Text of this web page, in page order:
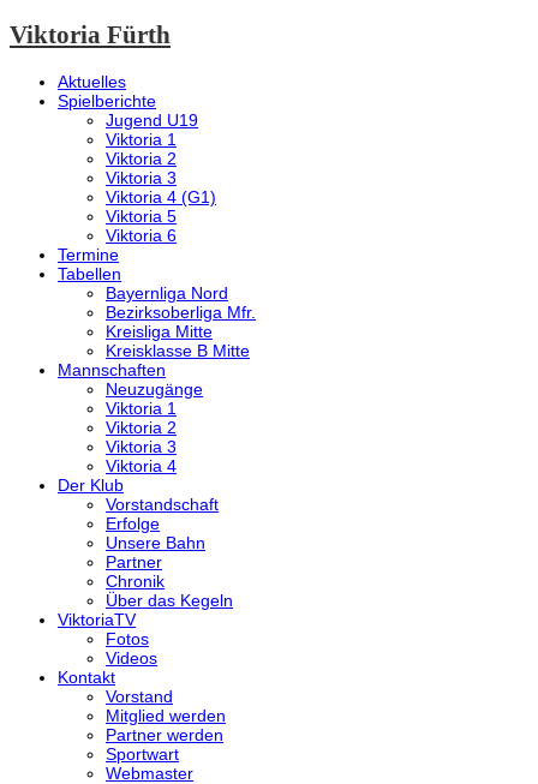
Viktoria Fürth
Aktuelles
Spielberichte
Jugend U19
Viktoria 1
Viktoria 2
Viktoria 3
Viktoria 4 (G1)
Viktoria 5
Viktoria 6
Termine
Tabellen
Bayernliga Nord
Bezirksoberliga Mfr.
Kreisliga Mitte
Kreisklasse B Mitte
Mannschaften
Neuzugänge
Viktoria 1
Viktoria 2
Viktoria 3
Viktoria 4
Der Klub
Vorstandschaft
Erfolge
Unsere Bahn
Partner
Chronik
Über das Kegeln
ViktoriaTV
Fotos
Videos
Kontakt
Vorstand
Mitglied werden
Partner werden
Sportwart
Webmaster